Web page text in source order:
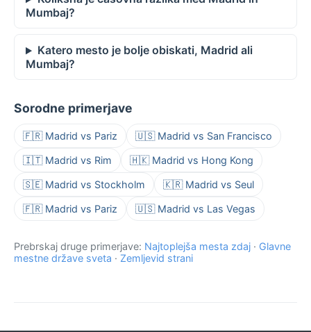
Mumbaj?
Katero mesto je bolje obiskati, Madrid ali
Mumbaj?
Sorodne primerjave
🇫🇷 Madrid vs Pariz 🇺🇸 Madrid vs San Francisco
🇮🇹 Madrid vs Rim 🇭🇰 Madrid vs Hong Kong
🇸🇪 Madrid vs Stockholm 🇰🇷 Madrid vs Seul
🇫🇷 Madrid vs Pariz 🇺🇸 Madrid vs Las Vegas
Prebrskaj druge primerjave: Najtoplejša mesta zdaj · Glavne
mestne države sveta · Zemljevid strani